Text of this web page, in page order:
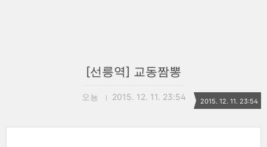
[선릉역] 교동짬뽕
오뇽 2015. 12. 11. 23:54 2015. 12. 11. 23:54